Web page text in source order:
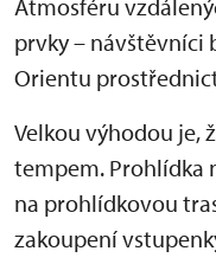
Atmosféru
prvky – návštěvníci
Orientu
Velkou výhodou je,
tempem. Prohlídka
na prohlídkovou
zakoupení